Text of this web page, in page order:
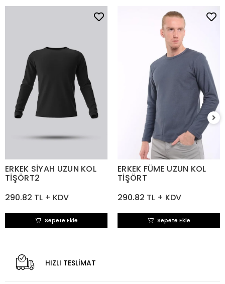
ERKEK SİYAH UZUN KOL
TİŞÖRT2
290.82 TL + KDV
Sepete Ekle
ERKEK FÜME UZUN KOL
TİŞÖRT
290.82 TL + KDV
Sepete Ekle
HIZLI TESLİMAT